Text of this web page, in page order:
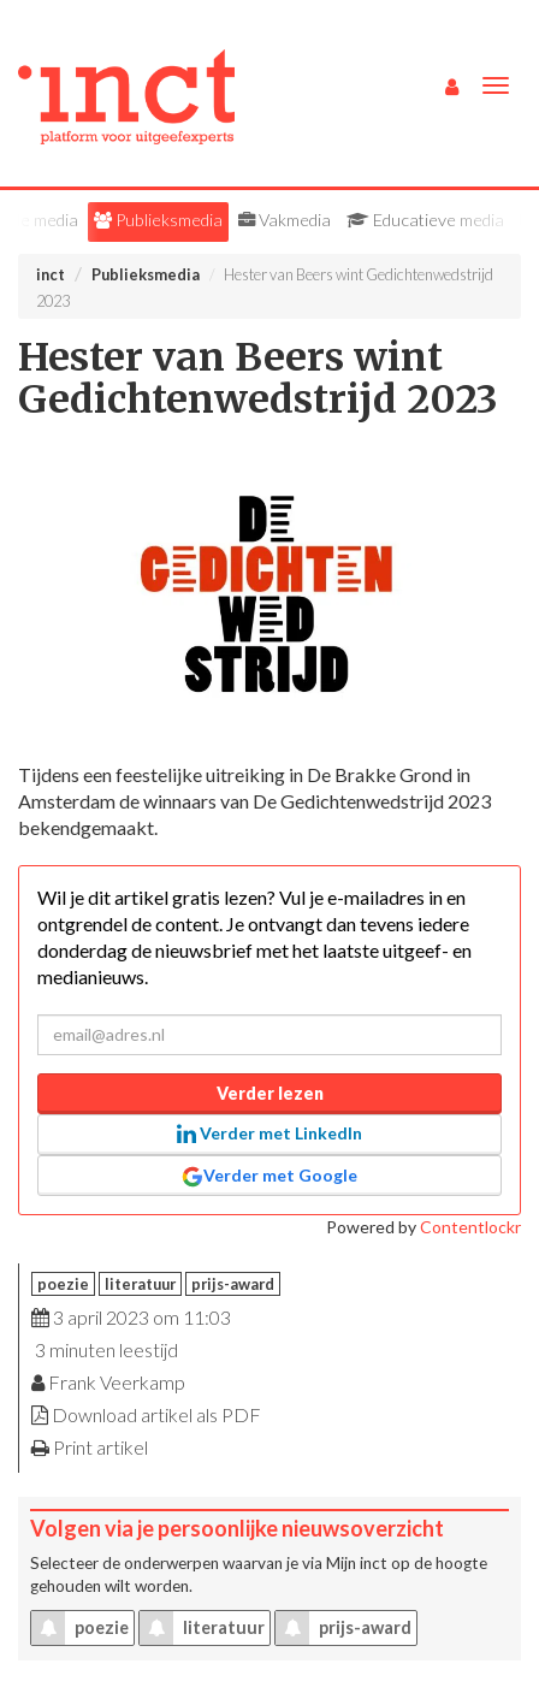
Alle media Publieksmedia Vakmedia Educatieve media
inct Publieksmedia
Hester van Beers wint Gedichtenwedstrijd
2023
Hester van Beers wint
Gedichtenwedstrijd 2023
Tijdens een feestelijke uitreiking in De Brakke Grond in
Amsterdam de winnaars van De Gedichtenwedstrijd 2023
bekendgemaakt.
Wil je dit artikel gratis lezen? Vul je e-mailadres in en
ontgrendel de content. Je ontvangt dan tevens iedere
donderdag de nieuwsbrief met het laatste uitgeef- en
medianieuws.
Verder lezen
Verder met LinkedIn
Verder met Google
Powered byContentlockr
poezie literatuur prijs-award
3 april 2023 om 11:03
3 minuten leestijd
Frank Veerkamp
Download artikel als PDF
Print artikel
Volgen via je persoonlijke nieuwsoverzicht
Selecteer de onderwerpen waarvan je via Mijn inct op de hoogte
gehouden wilt worden.
poezie literatuur prijs-award